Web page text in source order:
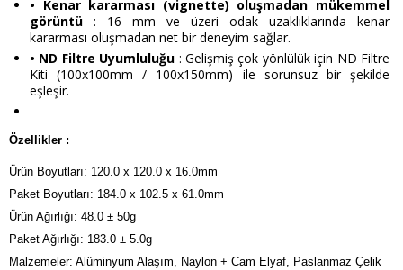
• Kenar kararması (vignette) oluşmadan mükemmel
görüntü : 16 mm ve üzeri odak uzaklıklarında kenar
kararması oluşmadan net bir deneyim sağlar.
• ND Filtre Uyumluluğu : Gelişmiş çok yönlülük için ND Filtre
Kiti (100x100mm / 100x150mm) ile sorunsuz bir şekilde
eşleşir.
Özellikler :
Ürün Boyutları: 120.0 x 120.0 x 16.0mm
Paket Boyutları: 184.0 x 102.5 x 61.0mm
Ürün Ağırlığı: 48.0 ± 50g
Paket Ağırlığı: 183.0 ± 5.0g
Malzemeler: Alüminyum Alaşım, Naylon + Cam Elyaf, Paslanmaz Çelik